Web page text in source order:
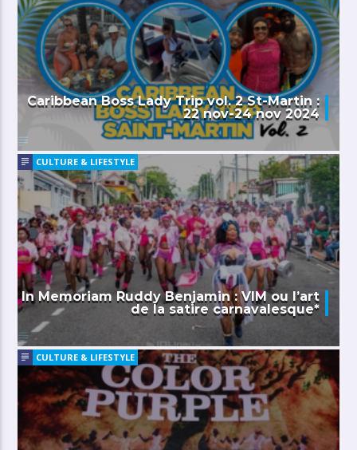
Caribbean Boss Lady Trip vol. 2 St-Martin :
22 nov-24 nov 2024
CULTURE & LIFESTYLE
In Memoriam Ruddy Benjamin : VIM ou l’art
de la satire carnavalesque*
CULTURE & LIFESTYLE